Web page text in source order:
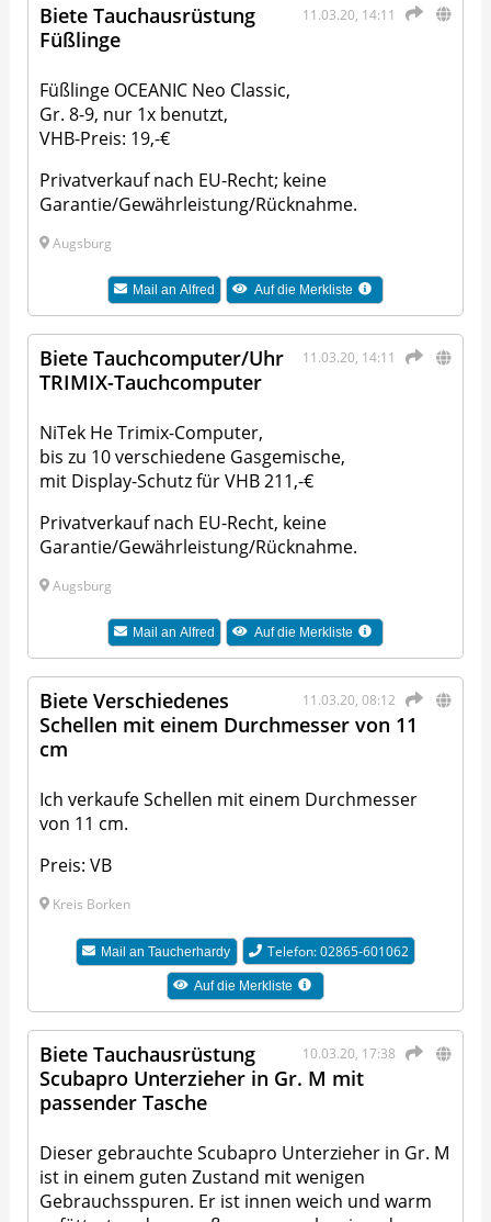
11.03.20, 14:11
Biete Tauchausrüstung
Füßlinge
Füßlinge OCEANIC Neo Classic,
Gr. 8-9, nur 1x benutzt,
VHB-Preis: 19,-€
Privatverkauf nach EU-Recht; keine
Garantie/Gewährleistung/Rücknahme.
Augsburg
Mail anAlfred Auf die Merkliste
11.03.20, 14:11
Biete Tauchcomputer/Uhr
TRIMIX-Tauchcomputer
NiTek He Trimix-Computer,
bis zu 10 verschiedene Gasgemische,
mit Display-Schutz für VHB 211,-€
Privatverkauf nach EU-Recht, keine
Garantie/Gewährleistung/Rücknahme.
Augsburg
Mail anAlfred Auf die Merkliste
11.03.20, 08:12
Biete Verschiedenes
Schellen mit einem Durchmesser von 11
cm
Ich verkaufe Schellen mit einem Durchmesser
von 11 cm.
Preis: VB
Kreis Borken
Mail anTaucherhardy Telefon: 02865-601062
Auf die Merkliste
10.03.20, 17:38
Biete Tauchausrüstung
Scubapro Unterzieher in Gr. M mit
passender Tasche
Dieser gebrauchte Scubapro Unterzieher in Gr. M
ist in einem guten Zustand mit wenigen
Gebrauchsspuren. Er ist innen weich und warm